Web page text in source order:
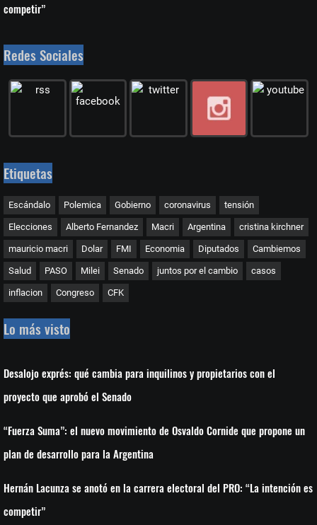
competir”
Redes Sociales
Etiquetas
Escándalo Polemica Gobierno coronavirus tensión
Elecciones Alberto Fernandez Macri Argentina cristina kirchner
mauricio macri Dolar FMI Economia Diputados Cambiemos
Salud PASO Milei Senado juntos por el cambio casos
inflacion Congreso CFK
Lo más visto
Desalojo exprés: qué cambia para inquilinos y propietarios con el
proyecto que aprobó el Senado
“Fuerza Suma”: el nuevo movimiento de Osvaldo Cornide que propone un
plan de desarrollo para la Argentina
Hernán Lacunza se anotó en la carrera electoral del PRO: “La intención es
competir”